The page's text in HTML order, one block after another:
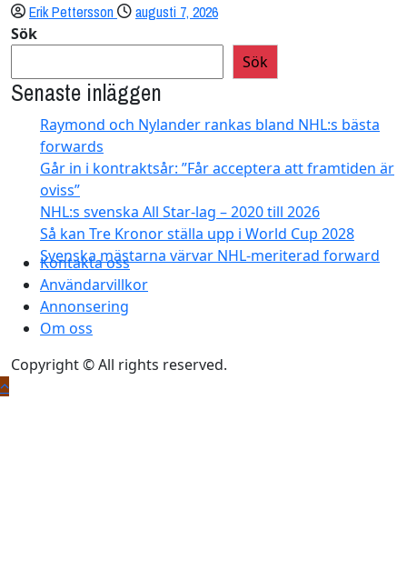
Erik Pettersson
augusti 7, 2026
Sök
Sök
Senaste inläggen
Raymond och Nylander rankas bland NHL:s bästa
forwards
Går in i kontraktsår: ”Får acceptera att framtiden är
oviss”
NHL:s svenska All Star-lag – 2020 till 2026
Så kan Tre Kronor ställa upp i World Cup 2028
Svenska mästarna värvar NHL-meriterad forward
Kontakta oss
Användarvillkor
Annonsering
Om oss
Copyright © All rights reserved.